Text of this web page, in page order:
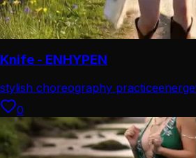
Knife - ENHYPEN
stylish choreography practice
performance
0